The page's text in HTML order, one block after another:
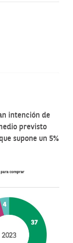
intención de
previsto
supone un 5%